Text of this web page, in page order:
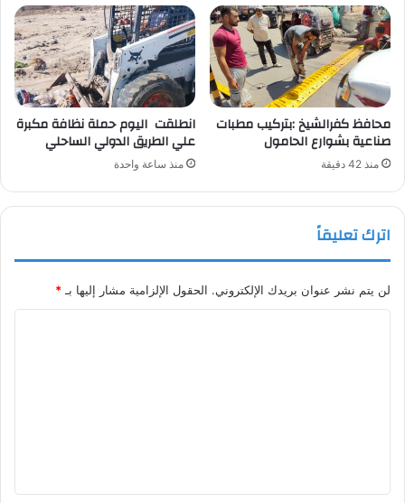
محافظ كفرالشيخ :بتركيب مطبات
صناعية بشوارع الحامول
منذ 42 دقيقة
انطلقت اليوم حملة نظافة مكبرة
علي الطريق الدولي الساحلي
منذ ساعة واحدة
اترك تعليقاً
لن يتم نشر عنوان بريدك الإلكتروني. الحقول الإلزامية مشار إليها بـ *